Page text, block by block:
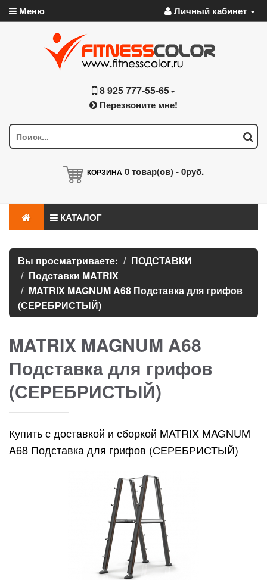
Меню Личный кабинет
8 925 777-55-65
Перезвоните мне!
КОРЗИНА 0товар(ов) -0руб.
КАТАЛОГ
Вы просматриваете:
ПОДСТАВКИ
Подставки MATRIX
MATRIX MAGNUM A68 Подставка для грифов
(СЕРЕБРИСТЫЙ)
MATRIX MAGNUM A68
Подставка для грифов
(СЕРЕБРИСТЫЙ)
Купить с доставкой и сборкой MATRIX MAGNUM
A68 Подставка для грифов (СЕРЕБРИСТЫЙ)